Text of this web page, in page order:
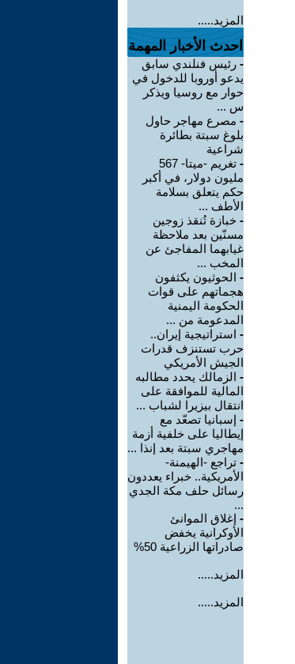
المزيد.....
احدث الأخبار المهمة
- رئيس فنلندي سابق
يدعو أوروبا للدخول في
حوار مع روسيا ويذكر
س ...
- مصرع مهاجر حاول
بلوغ سبتة بطائرة
شراعية
-
تغريم -ميتا- 567
مليون دولار، في أكبر
حكم يتعلق بسلامة
الأطف ...
- خبازة تُنقذ زوجين
مسنّين بعد ملاحظة
غيابهما المفاجئ عن
المخب ...
- الحوثيون يكثفون
هجماتهم على قوات
الحكومة اليمنية
المدعومة من ...
- استراتيجية إيران..
حرب تستنزف قدرات
الجيش الأمريكي
- الزمالك يحدد مطالبه
المالية للموافقة على
انتقال بيزيرا لشباب ...
- إسبانيا تصعّد مع
إيطاليا على خلفية أزمة
مهاجري سبتة بعد إنذا ...
- تراجع -الهيمنة-
الأمريكية.. خبراء يعددون
رسائل حلف مكة الجدي
...
- إغلاق الموانئ
الأوكرانية يخفض
صادراتها الزراعية 50%
المزيد.....
المزيد.....